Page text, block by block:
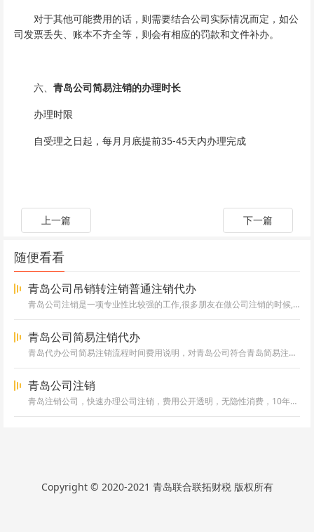
对于其他可能费用的话，则需要结合公司实际情况而定，如公
司发票丢失、账本不齐全等，则会有相应的罚款和文件补办。
六、 青岛公司简易注销的办理时长
办理时限
自受理之日起，每月月底提前35-45天内办理完成
上一篇 下一篇
随便看看
青岛公司吊销转注销普通注销代办
青岛公司注销是一项专业性比较强的工作,很多朋友在做公司注销的时候,都会遇到这样那样的问题,最终都很难解决，注销涉及的内容...
青岛公司简易注销代办
青岛代办公司简易注销流程时间费用说明，对青岛公司符合青岛简易注销的情况，可以申请简易注销，加速办理注销，提高注销效率，节...
青岛公司注销
青岛注销公司，快速办理公司注销，费用公开透明，无隐性消费，10年行业丰富经验，解决青岛公司注销繁琐过程!详询咨询了解!
Copyright © 2020-2021 青岛联合联拓财税 版权所有